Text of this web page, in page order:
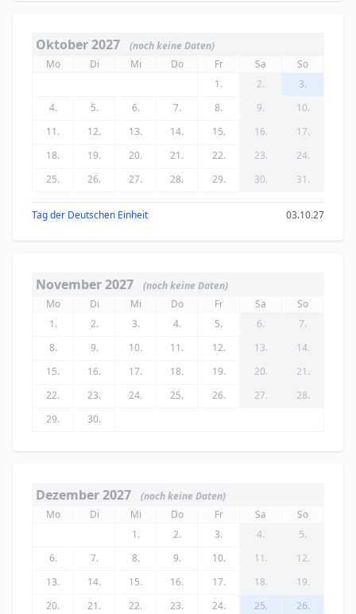
Oktober 2027
(noch keine Daten)
Mo
Di Mi Do Fr Sa
So
1.
2.
3.
4.
5. 6. 7. 8. 9.
10.
11.
12. 13. 14. 15. 16.
17.
18.
19. 20. 21. 22. 23.
24.
25.
26. 27. 28. 29. 30. 31.
Tag der Deutschen Einheit 03.10.27
November 2027
(noch keine Daten)
Mo
Di Mi Do Fr Sa
So
1.
2. 3. 4. 5. 6.
7.
8.
9. 10. 11. 12. 13.
14.
15.
16. 17. 18. 19. 20.
21.
22.
23. 24. 25. 26. 27.
28.
29.
30.
Dezember 2027
(noch keine Daten)
Mo
Di Mi Do Fr Sa
So
1.
2. 3. 4.
5.
6.
7. 8. 9. 10. 11.
12.
13.
14. 15. 16. 17. 18.
19.
20.
21. 22. 23. 24. 25.
26.